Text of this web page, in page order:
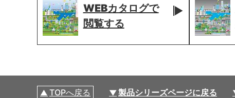
WEBカタログで
閲覧する
TOPへ戻る 製品シリーズページに戻る